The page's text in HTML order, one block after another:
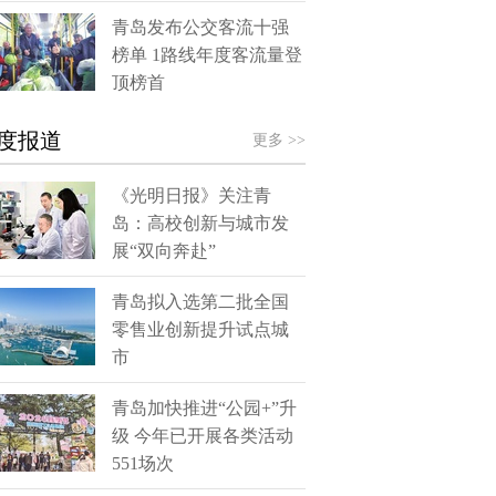
青岛发布公交客流十强
榜单 1路线年度客流量登
顶榜首
报道 更多 >>
《光明日报》关注青
岛：高校创新与城市发
展“双向奔赴”
青岛拟入选第二批全国
零售业创新提升试点城
市
青岛加快推进“公园+”升
级 今年已开展各类活动
551场次